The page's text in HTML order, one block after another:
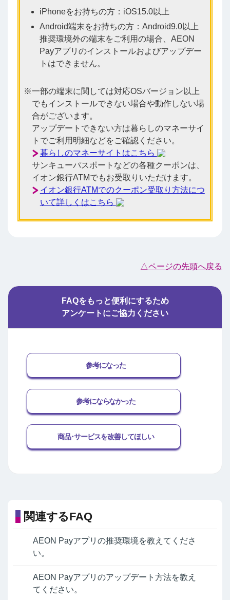
iPhoneをお持ちの方：iOS15.0以上
Android端末をお持ちの方：Android9.0以上
推奨環境外の端末をご利用の場合、AEON
Payアプリのインストールおよびアップデー
トはできません。
一部の端末に関しては対応OSバージョン以上
でもインストールできない場合や動作しない場
合がございます。
アップデートできない方は暮らしのマネーサイ
トでご利用明細などをご確認ください。
暮らしのマネーサイトはこちら
サンキューパスポートなどの各種クーポンは、
イオン銀行ATMでもお受取りいただけます。
イオン銀行ATMでのクーポン受取り方法につ
いて詳しくはこちら
△ページの先頭へ戻る
FAQをもっと便利にするため
アンケートにご協力ください
参考になった
参考にならなかった
商品･サービスを改善してほしい
関連するFAQ
AEON Payアプリの推奨環境を教えてくださ
い。
AEON Payアプリのアップデート方法を教え
てください。